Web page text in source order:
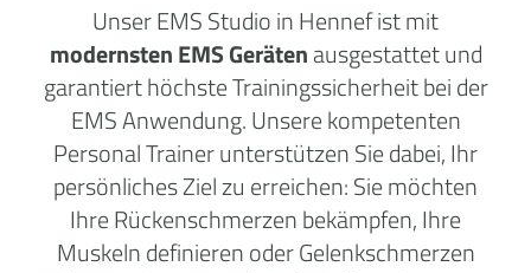
Unser EMS Studio in Hennef ist mit
modernsten EMS Gerätenausgestattet und
garantiert höchste Trainingssicherheit bei der
EMS Anwendung. Unsere kompetenten
Personal Trainer unterstützen Sie dabei, Ihr
persönliches Ziel zu erreichen: Sie möchten
Ihre Rückenschmerzen bekämpfen, Ihre
Muskeln definieren oder Gelenkschmerzen